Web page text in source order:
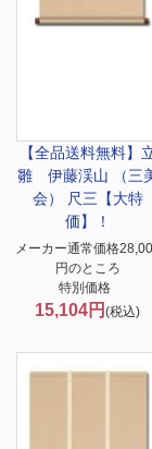
【全品送料無料】
雛 伊藤渓山 （三
会） 尺三【大特
価】！
メーカー通常価格
円のところ
特別価格
15,104円(税込)